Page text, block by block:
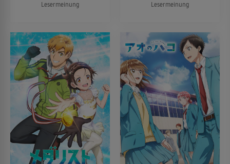
Lesermeinung Lesermeinung